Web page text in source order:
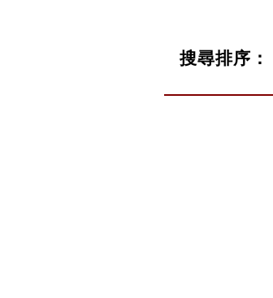
搜尋排序：